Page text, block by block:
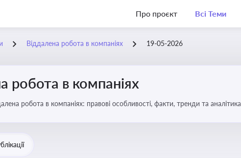
Про проєкт Всі Теми
Віддалена робота в компаніях 19-05-2026
робота в компаніях
Віддалена робота в компаніях: правові особливості, факти, тренди та аналітика